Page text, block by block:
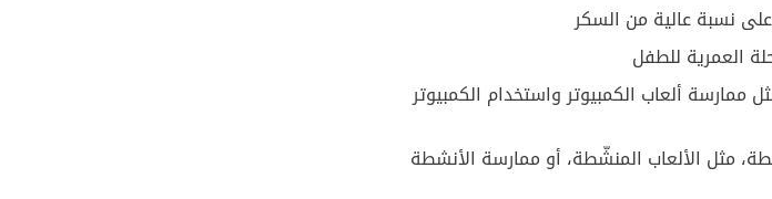
نسبة عالية من السكر
العمرية للطفل
ألعاب الكمبيوتر واستخدام الكمبيوتر
مثل الألعاب المنشّطة، أو ممارسة الأنشطة